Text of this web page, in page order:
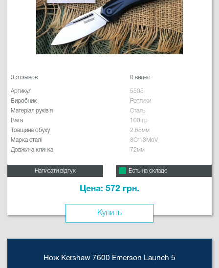
0 отзывов 0 видео
Артикул
5505
Виробник
Реплики
Матеріал руків'я
Сталь
Вага
100 гр
Товщина обуху
2.65мм
Марка сталі
8Cr13MoV
Довжина клинка
72мм
Написати відгук Есть на складе
Цена: 572 грн.
Купить
Нож Kershaw 7600 Emerson Launch 5